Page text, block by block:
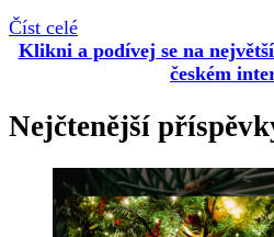
Číst celé
Klikni a podívej se na
českém
Nejčtenější